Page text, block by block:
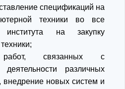
спецификаций на
техники во все
института на закупку
работ, связанных с
деятельности различных
внедрение новых систем и